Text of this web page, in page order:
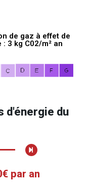
de gaz à effet de
: 3 kg C02/m² an
d'énergie du
par an